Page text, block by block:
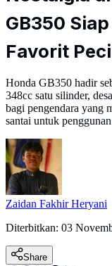
GB350
Favorit
Honda GB350 hadir
348cc satu silinder,
bagi pengendara yang
santai untuk
Zaidan Fakhir Heryani
Diterbitkan: 03
Share